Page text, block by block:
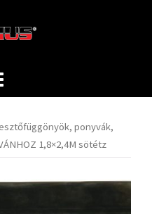
ponyvák,
1,8×2,4M sötétz